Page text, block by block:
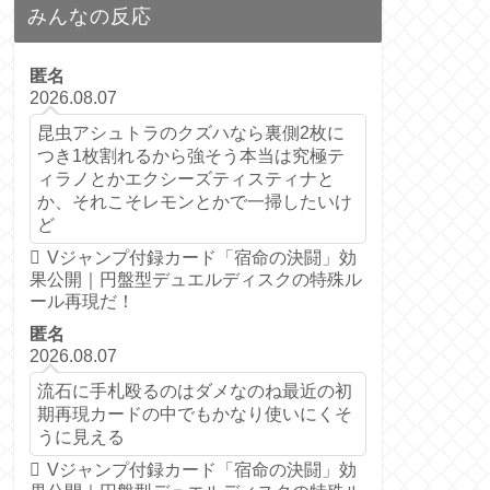
みんなの反応
匿名
2026.08.07
昆虫アシュトラのクズハなら裏側2枚に
つき1枚割れるから強そう本当は究極テ
ィラノとかエクシーズティスティナと
か、それこそレモンとかで一掃したいけ
ど
Vジャンプ付録カード「宿命の決闘」効
果公開｜円盤型デュエルディスクの特殊ル
ール再現だ！
匿名
2026.08.07
流石に手札殴るのはダメなのね最近の初
期再現カードの中でもかなり使いにくそ
うに見える
Vジャンプ付録カード「宿命の決闘」効